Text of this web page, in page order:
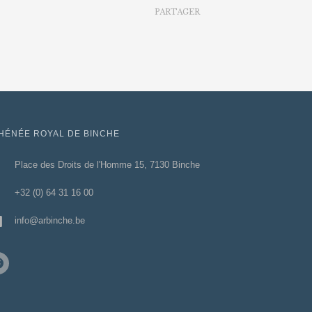
PARTAGER
ROYAL DE BINCHE
Place des Droits de l'Homme 15, 7130 Binche
+32 (0) 64 31 16 00
info@arbinche.be